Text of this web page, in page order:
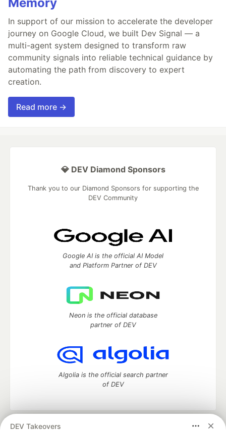
In support of our mission to accelerate the developer
journey on Google Cloud, we built Dev Signal — a
multi-agent system designed to transform raw
community signals into reliable technical guidance by
automating the path from discovery to expert
creation.
Read more →
DEV Takeovers
💎 DEV Diamond Sponsors
Thank you to our Diamond Sponsors for supporting the
DEV Community
Google AI is the official AI Model
and Platform Partner of DEV
Neon is the official database
partner of DEV
Algolia is the official search partner
of DEV
DEV Community